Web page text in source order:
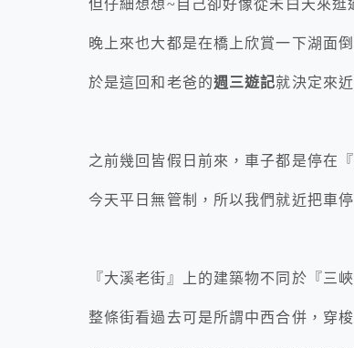
但仔細想想~自己卻好像從未白天來逛
晚上來也大都是在橋上欣賞一下湖面
於是這回和老爸的週三遊記就決定來
之前幾回皆假日前來，車子都是停在
今天平日無管制，所以我們就近把車
『大溪老街』上的建築物不同於『三
整條街看過去可是所謂中西合併，穿梭